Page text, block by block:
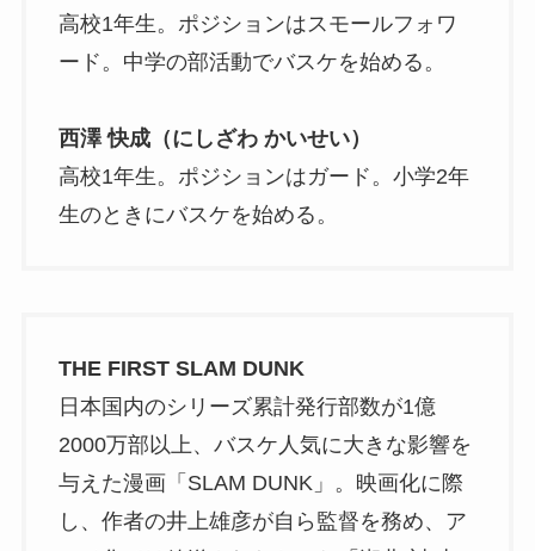
高校1年生。ポジションはスモールフォワ
ード。中学の部活動でバスケを始める。
西澤 快成（にしざわ かいせい）
高校1年生。ポジションはガード。小学2年
生のときにバスケを始める。
THE FIRST SLAM DUNK
日本国内のシリーズ累計発行部数が1億
2000万部以上、バスケ人気に大きな影響を
与えた漫画「SLAM DUNK」。映画化に際
し、作者の井上雄彦が自ら監督を務め、ア